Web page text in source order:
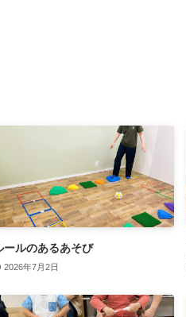
ールのあるあそび
2026年7月2日